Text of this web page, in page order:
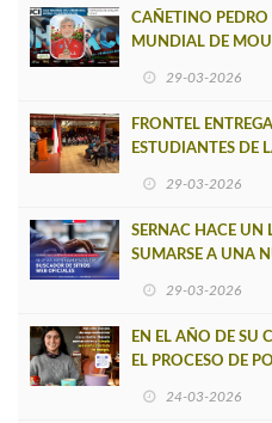
CAÑETINO
MUNDIAL DE
29-03-2026
FRONTEL
ESTUDIANTES DE
29-03-2026
SERNAC HACE UN
SUMARSE A UNA
29-03-2026
EN EL AÑO DE SU
EL PROCESO DE
24-03-2026